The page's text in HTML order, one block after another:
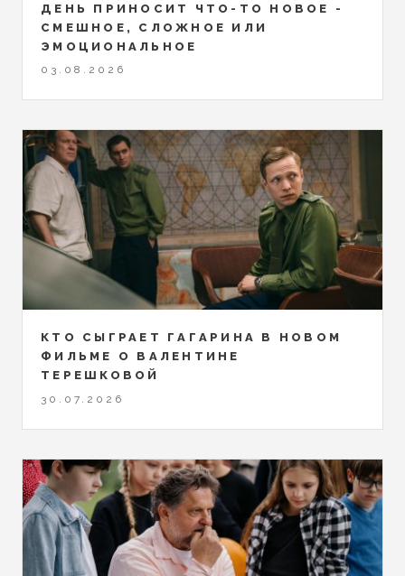
ДЕНЬ ПРИНОСИТ ЧТО-ТО НОВОЕ -
СМЕШНОЕ, СЛОЖНОЕ ИЛИ
ЭМОЦИОНАЛЬНОЕ
03.08.2026
КТО СЫГРАЕТ ГАГАРИНА В НОВОМ
ФИЛЬМЕ О ВАЛЕНТИНЕ
ТЕРЕШКОВОЙ
30.07.2026